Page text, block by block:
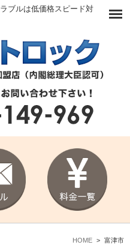
ブルは低価格スピード対
HOME > 富津市